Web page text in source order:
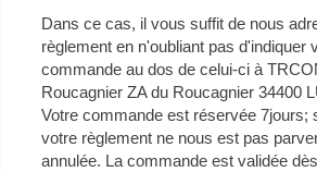
Dans ce cas, il vous suffit de nous
règlement en n'oubliant pas d'indiquer
commande au dos de celui-ci à
Roucagnier ZA du Roucagnier 34400
Votre commande est réservée 7jours;
votre règlement ne nous est pas
annulée. La commande est validée